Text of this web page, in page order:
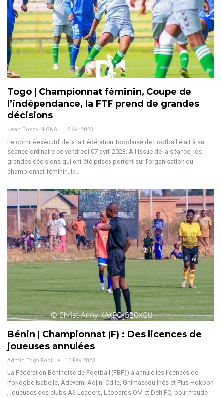
Togo | Championnat féminin, Coupe de
l’indépendance, la FTF prend de grandes
décisions
Jean Bosco N'GNAMA 8 Avr 2023
Le comité exécutif de la la Fédération Togolaise de Football était à sa
séance ordinaire ce vendredi 07 avril 2023. À l'issue de la séance, les
grandes décisions qui ont été prises portent sur l'organisation du
championnat féminin, le…
Bénin | Championnat (F) : Des licences de
joueuses annulées
Admin Togo Foot 10 Fév 2023
La Fédération Béninoise de Football (FBF)) a annulé les licences de
Ifokogbe Isabelle, Adeyemi Adjini Odile, Gnimassou Inès et Pius Hokpon
, joueuses des clubs AS Leaders, Léopards OM et Défi FC, pour fraude